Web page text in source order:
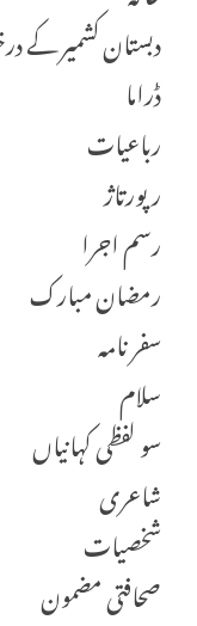
دبستان کشمیر
ڈراما
رباعیات
رپورتاژ
رسم اجرا
رمضان مبارک
سفر نامہ
سلام
سو لفظی کہانیاں
شاعری
شخصیات
صحافتی مضمون